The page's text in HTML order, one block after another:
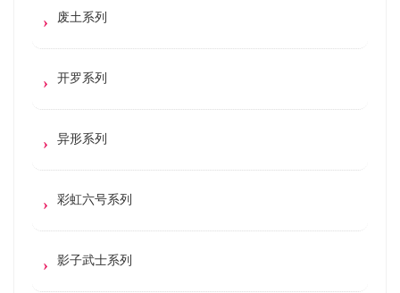
废土系列
开罗系列
异形系列
彩虹六号系列
影子武士系列